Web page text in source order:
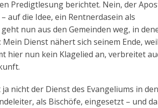
Predigtlesung berichtet. Nein, der
auf die Idee, ein Rentnerdasein als
nun aus den Gemeinden weg, in
Dienst nähert sich seinem Ende, weil
hier nun kein Klagelied an, verbreitet
nicht der Dienst des Evangeliums in den
als Bischöfe, eingesetzt – und